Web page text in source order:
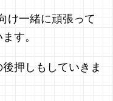
け一緒に頑張って
す。
押しもしていきま